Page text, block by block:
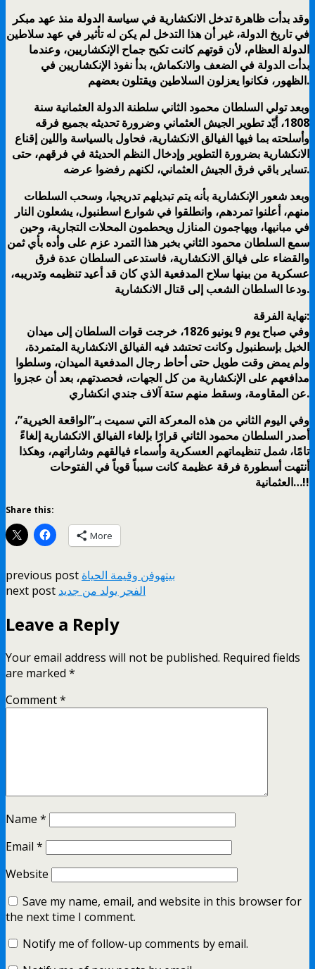
وقد بدأت ظاهرة تدخل الانكشارية في سياسة الدولة منذ عهد مبكر
في تاريخ الدولة، غير أن هذا التدخل لم يكن له تأثير في عهد سلاطين
الدولة العظام، لأن قوتهم كانت تكبح جماح الإنكشاريين، وعندما
بدأت الدولة في الضعف والانكماش، بدأ نفوذ الإنكشاريين في
الظهور، فكانوا يعزلون السلاطين ويقتلون بعضهم.
وبعد تولي السلطان محمود الثاني سلطنة الدولة العثمانية سنة
1808، أيّد تطوير الجيش العثماني وضرورة تحديثه بجميع فرقه
وأسلحته بما فيها الفيالق الانكشارية، فحاول بالسياسة واللين إقناع
الانكشارية بضرورة التطوير وإدخال النظم الحديثة في فرقهم، حتى
تساير باقي فرق الجيش العثماني، لكنهم رفضوا عرضه.
وبعد شعور الإنكشارية بأنه يتم تبديلهم تدريجيا، وسحب السلطات
منهم، أعلنوا تمردهم، وانطلقوا في شوارع اسطنبول، يشعلون النار
في مبانيها، ويهاجمون المنازل ويحطمون المحلات التجارية، وحين
سمع السلطان محمود الثاني بخبر هذا التمرد عزم على وأده بأي ثمن
والقضاء على فيالق الانكشارية، فاستدعى السلطان عدة فرق
عسكرية من بينها سلاح المدفعية الذي كان قد أعيد تنظيمه وتدريبه،
ودعا السلطان الشعب إلى قتال الانكشارية.
نهاية الفرقة:
وفي صباح يوم 9 يونيو 1826، خرجت قوات السلطان إلى ميدان
الخيل بإسطنبول وكانت تحتشد فيه الفيالق الانكشارية المتمردة،
ولم يمض وقت طويل حتى أحاط رجال المدفعية الميدان، وسلطوا
مدافعهم على الإنكشارية من كل الجهات، فحصدتهم، بعد أن عجزوا
عن المقاومة، وسقط منهم ستة آلاف جندي انكشاري.
وفي اليوم الثاني من هذه المعركة التي سميت بـ”الواقعة الخيرية”،
أصدر السلطان محمود الثاني قرارًا بإلغاء الفيالق الانكشارية إلغاءً
تامًا، شمل تنظيماتهم العسكرية وأسماء فيالقهم وشاراتهم، وهكذا
أنتهت أسطورة فرقة عظيمة كانت سبباً قوياً في الفتوحات
العثمانية…!!
Share this:
More
previous post بيتهوفن وقيمة الحياة
next post الفجر يولد من جديد
Leave a Reply
Your email address will not be published. Required fields
are marked *
Comment*
Name *
Email *
Website
Save my name, email, and website in this browser for
the next time I comment.
Notify me of follow-up comments by email.